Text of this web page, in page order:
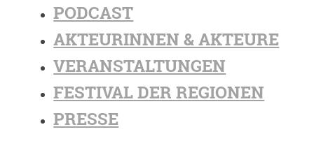
PODCAST
AKTEURINNEN & AKTEURE
VERANSTALTUNGEN
FESTIVAL DER REGIONEN
PRESSE